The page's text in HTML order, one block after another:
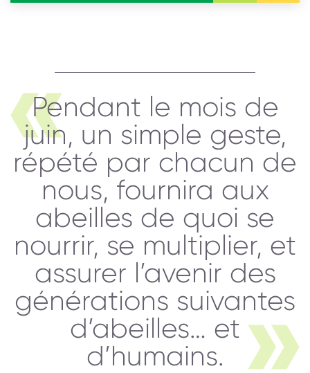
Pendant le mois de
juin, un simple geste,
répété par chacun de
nous, fournira aux
abeilles de quoi se
nourrir, se multiplier, et
assurer l’avenir des
générations suivantes
d’abeilles… et
d’humains.